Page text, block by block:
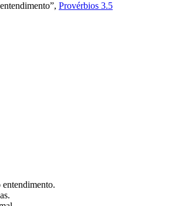
Provérbios 3.5